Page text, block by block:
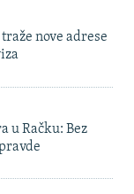
nove adrese
u Račku: Bez